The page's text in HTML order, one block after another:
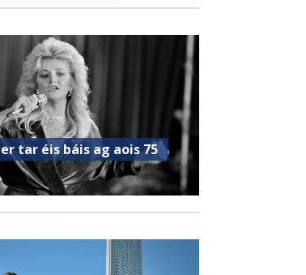
tar éis báis ag aois 75